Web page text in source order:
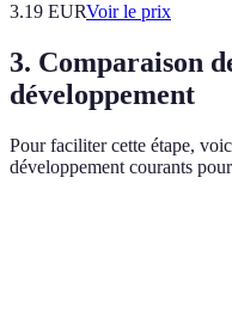
3.19 EURVoir le prix
3. Comparaison
développement
Pour faciliter cette étape,
développement courants pour